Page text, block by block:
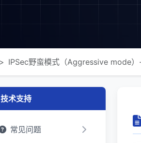
IPSec野蛮模式（Aggressive mode
技术支持
常见问题